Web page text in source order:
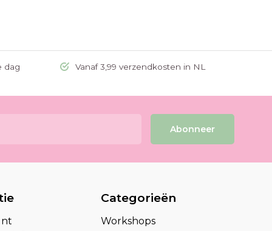
dag Vanaf 3,99 verzendkosten in NL
Abonneer
Categorieën
Workshops